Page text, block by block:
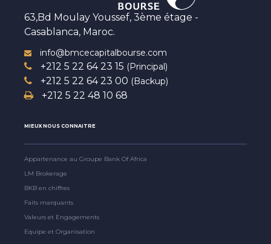
63,Bd Moulay Youssef, 3ème étage -
Casablanca, Maroc.
info@bmcecapitalbourse.com
+212 5 22 64 23 15 (Principal)
+212 5 22 64 23 00 (Backup)
+212 5 22 48 10 68
MIEUX NOUS CONNAITRE
Appartenance au Groupe Bank Of Africa
LM Brokerage
BKB en chiffres
Faits marquants
Valeurs et Engagements
Equipe et Organisation